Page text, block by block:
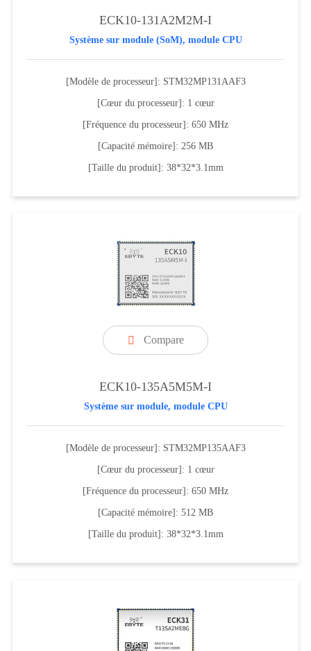
ECK10-131A2M2M-I
Système sur module (SoM), module CPU
[Modèle de processeur]: STM32MP131AAF3
[Cœur du processeur]: 1 cœur
[Fréquence du processeur]: 650 MHz
[Capacité mémoire]: 256 MB
[Taille du produit]: 38*32*3.1mm
 Compare
ECK10-135A5M5M-I
Système sur module, module CPU
[Modèle de processeur]: STM32MP135AAF3
[Cœur du processeur]: 1 cœur
[Fréquence du processeur]: 650 MHz
[Capacité mémoire]: 512 MB
[Taille du produit]: 38*32*3.1mm